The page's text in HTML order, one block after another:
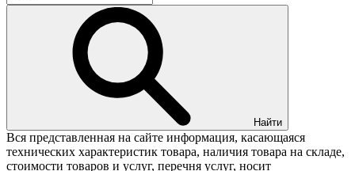
Найти
Вся представленная на сайте информация, касающаяся
технических характеристик товара, наличия товара на складе,
стоимости товаров и услуг, перечня услуг, носит